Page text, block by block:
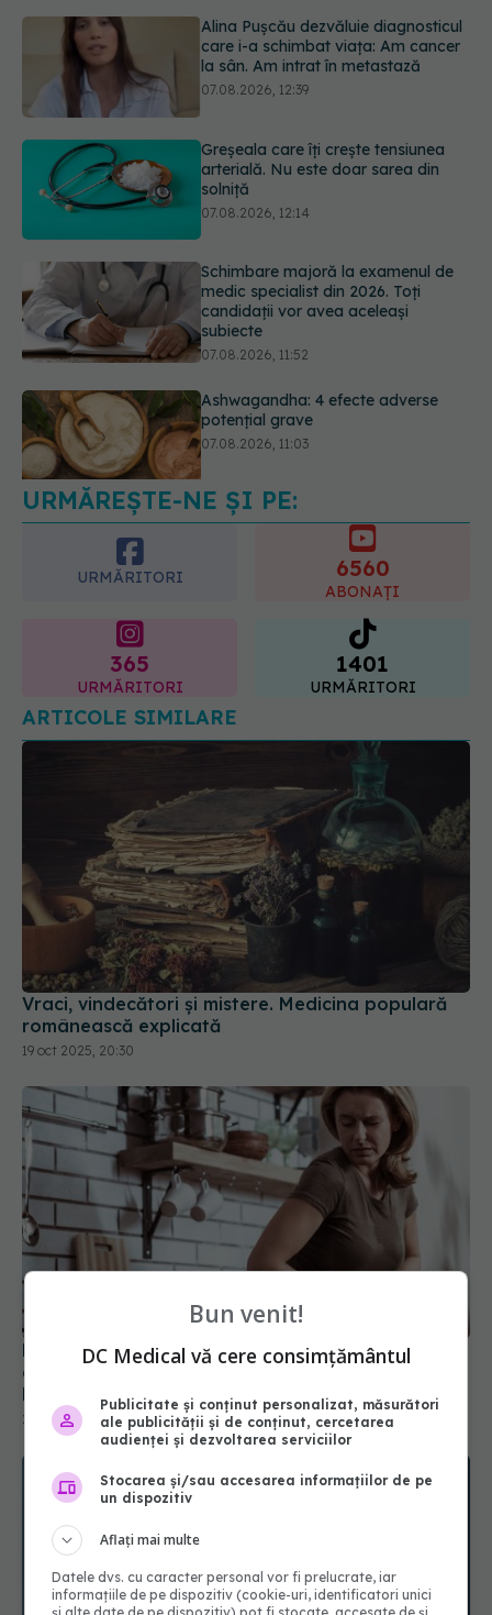
Greșeala care îți crește tensiunea
arterială. Nu este doar sarea din
solniță
07.08.2026, 12:14
Schimbare majoră la examenul de
medic specialist din 2026. Toți
candidații vor avea aceleași
subiecte
Ashwagandha: 4 efecte adverse
potențial grave
07.08.2026, 11:03
Ți-ai mărit buzele? Cele 4 greșeli
care pot strica rezultatul după
injectarea cu acid hialuronic
URMĂREȘTE-NE ȘI PE:
URMĂRITORI 6560
ABONAȚI
365
URMĂRITORI
1401
URMĂRITORI
ARTICOLE SIMILARE
Vraci, vindecători și mistere. Medicina populară
românească explicată
19 oct 2025, 20:30
Pancreatita, cauză frecventă și intensă a durerii
abdominale superioare. Dr. Oana Dolofan: Durere
bruscă
24 aug 2025, 17:10
Bun venit!
DC Medical vă cere consimțământul
Publicitate și conținut personalizat, măsurători
ale publicității și de conținut, cercetarea
audienței și dezvoltarea serviciilor
Stocarea și/sau accesarea informațiilor de pe
un dispozitiv
Aflați mai multe
Datele dvs. cu caracter personal vor fi prelucrate, iar
informațiile de pe dispozitiv (cookie-uri, identificatori unici